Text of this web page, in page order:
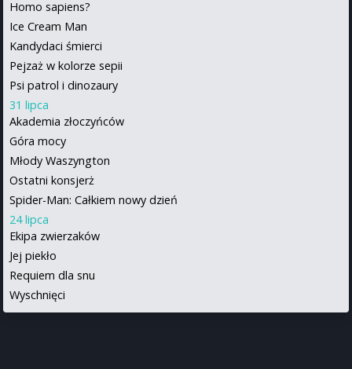
Homo sapiens?
Ice Cream Man
Kandydaci śmierci
Pejzaż w kolorze sepii
Psi patrol i dinozaury
31 lipca
Akademia złoczyńców
Góra mocy
Młody Waszyngton
Ostatni konsjerż
Spider-Man: Całkiem nowy dzień
24 lipca
Ekipa zwierzaków
Jej piekło
Requiem dla snu
Wyschnięci